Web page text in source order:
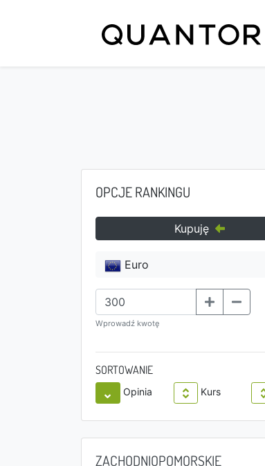
OPCJE RANKINGU
Kupuję
Euro
Wprowadź kwotę
SORTOWANIE
Opinia Kurs
ZACHODNIOPOMORSKIE